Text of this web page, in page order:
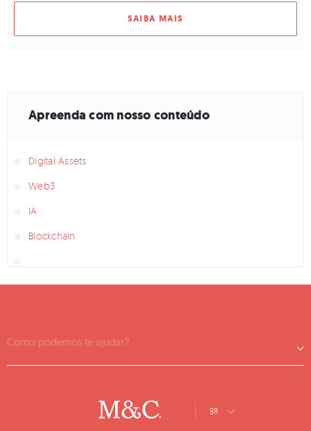
SAIBA MAIS
Apreenda com nosso conteúdo
Digital Assets
Web3
IA
Blockchain
Como podemos te ajudar?
BR